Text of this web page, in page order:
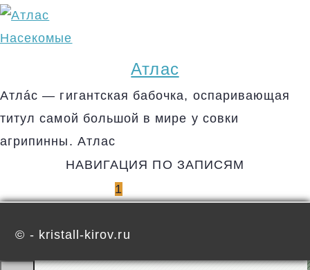
Насекомые
Атлас
Атлáс — гигантская бабочка, оспаривающая
титул самой большой в мире у совки
агрипинны. Атлас
НАВИГАЦИЯ ПО ЗАПИСЯМ
1
© - kristall-kirov.ru